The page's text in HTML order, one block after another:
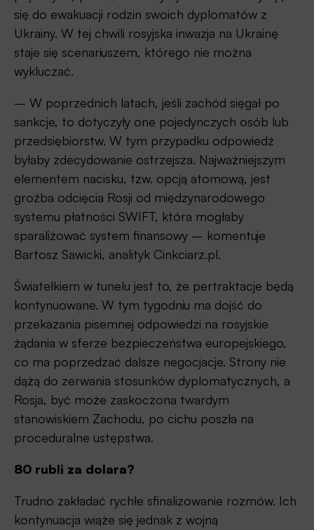
się do ewakuacji rodzin swoich dyplomatów z
Ukrainy. W tej chwili rosyjska inwazja na Ukrainę
staje się scenariuszem, którego nie można
wykluczać.
– W poprzednich latach, jeśli zachód sięgał po
sankcje, to dotyczyły one pojedynczych osób lub
przedsiębiorstw. W tym przypadku odpowiedź
byłaby zdecydowanie ostrzejsza. Najważniejszym
elementem nacisku, tzw. opcją atomową, jest
groźba odcięcia Rosji od międzynarodowego
systemu płatności SWIFT, która mogłaby
sparaliżować system finansowy – komentuje
Bartosz Sawicki, analityk Cinkciarz.pl.
Światełkiem w tunelu jest to, że pertraktacje będą
kontynuowane. W tym tygodniu ma dojść do
przekazania pisemnej odpowiedzi na rosyjskie
żądania w sferze bezpieczeństwa europejskiego,
co ma poprzedzać dalsze negocjacje. Strony nie
dążą do zerwania stosunków dyplomatycznych, a
Rosja, być może zaskoczona twardym
stanowiskiem Zachodu, po cichu poszła na
proceduralne ustępstwa.
80 rubli za dolara?
Trudno zakładać rychłe sfinalizowanie rozmów. Ich
kontynuacja wiąże się jednak z wojną